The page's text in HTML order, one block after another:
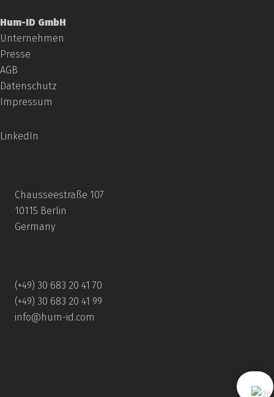
Hum-ID GmbH
Unternehmen
Presse
AGB
Datenschutz
Impressum
LinkedIn
Chausseestraße 107
10115 Berlin
Germany
(+49) 30 683 20 41 70
(+49) 30 683 20 41 99
info@hum-id.com